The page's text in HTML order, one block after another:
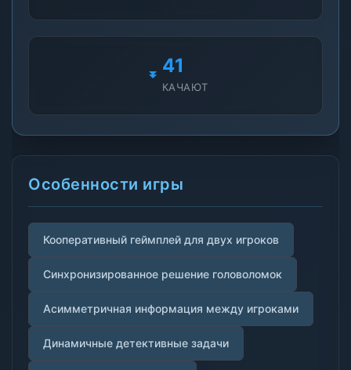
41
КАЧАЮТ
Особенности игры
Кооперативный геймплей для двух игроков
Синхронизированное решение головоломок
Асимметричная информация между игроками
Динамичные детективные задачи